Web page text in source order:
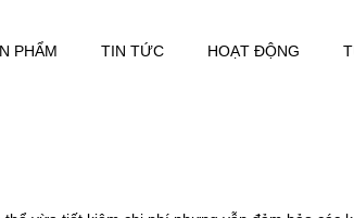
PHẨM TIN TỨC HOẠT ĐỘNG